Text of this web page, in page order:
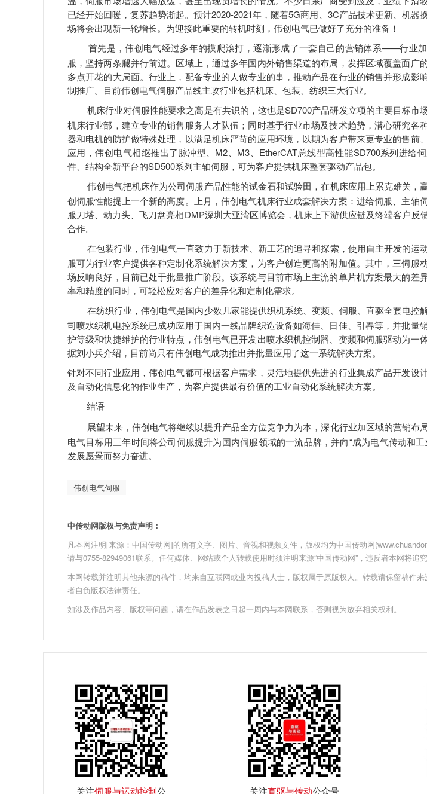
已经开始回暖，复苏趋势渐起。预计2020-2021年，随着5G商用、3C产品技术更新、机器
场将会出现新一轮增长。为迎接此重要的转机时刻，伟创电气已做好了充分的准备！
首先是，伟创电气经过多年的摸爬滚打，逐渐形成了一套自己的营销体系——行业
服，坚持两条腿并行前进。区域上，通过多年国内外销售渠道的布局，发挥区域覆盖面广
多点开花的大局面。行业上，配备专业的人做专业的事，推动产品在行业的销售并形成影
制推广。目前伟创电气伺服产品线主攻行业包括机床、包装、纺织三大行业。
机床行业对伺服性能要求之高是有共识的，这也是SD700产品研发立项的主要目标市
机床行业部，建立专业的销售服务人才队伍；同时基于行业市场及技术趋势，潜心研究各
器和电机的防护做特殊处理，以满足机床严苛的应用环境，以期为客户带来更专业的售前
应用，伟创电气相继推出了脉冲型、M2、M3、EtherCAT总线型高性能SD700系列进给
件、结构全新平台的SD500系列主轴伺服，可为客户提供机床整套驱动产品包。
伟创电气把机床作为公司伺服产品性能的试金石和试验田，在机床应用上累克难关，
创伺服性能提上一个新的高度。上月，伟创电气机床行业成套解决方案：进给伺服、主轴
服刀塔、动力头、飞刀盘亮相DMP深圳大亚湾区博览会，机床上下游供应链及终端客户反
合作。
在包装行业，伟创电气一直致力于新技术、新工艺的追寻和探索，使用自主开发的运
服可为行业客户提供各种定制化系统解决方案，为客户创造更高的附加值。其中，三伺服
场反响良好，目前已处于批量推广阶段。该系统与目前市场上主流的单片机方案最大的差
率和精度的同时，可轻松应对客户的差异化和定制化需求。
在纺织行业，伟创电气是国内少数几家能提供织机系统、变频、伺服、直驱全套电控
司喷水织机电控系统已成功应用于国内一线品牌织造设备如海佳、日佳、引春等，并批量
护等级和快捷维护的行业特点，伟创电气已开发出喷水织机控制器、变频和伺服驱动为一
据刘小兵介绍，目前尚只有伟创电气成功推出并批量应用了这一系统解决方案。
针对不同行业应用，伟创电气都可根据客户需求，灵活地提供先进的行业集成产品开发设
及自动化信息化的作业生产，为客户提供最有价值的工业自动化系统解决方案。
结语
展望未来，伟创电气将继续以提升产品全方位竞争力为本，深化行业加区域的营销布
电气目标用三年时间将公司伺服提升为国内伺服领域的一流品牌，并向“成为电气传动和
发展愿景而努力奋进。
伟创电气伺服
中传动网版权与免责声明：
凡本网注明[来源：中国传动网]的所有文字、图片、音视和视频文件，版权均为中国传动网
请与0755-82949061联系。任何媒体、网站或个人转载使用时须注明来源“中国传动网”，违反者本网将追究
本网转载并注明其他来源的稿件，均来自互联网或业内投稿人士，版权属于原版权人。转载请保留稿件
者自负版权法律责任。
如涉及作品内容、版权等问题，请在作品发表之日起一周内与本网联系，否则视为放弃相关权利。
关注伺服与运动控制公 关注直驱与传动公众号